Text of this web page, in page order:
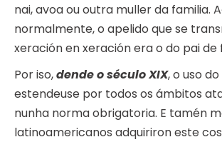
nai, avoa ou outra muller da familia.
normalmente, o apelido que se
xeración en xeración era o do pai de
Por iso,dende o século XIX, o uso
estendeuse por todos os ámbitos
nunha norma obrigatoria. E tamén
latinoamericanos adquiriron este